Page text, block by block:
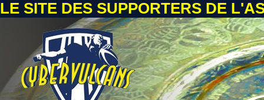
LE SITE DES SUPPORTERS DE